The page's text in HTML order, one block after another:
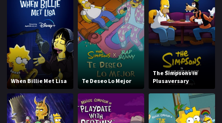
When Billie Met Lisa Te Deseo Lo Mejor
The Simpsons in
Plusaversary